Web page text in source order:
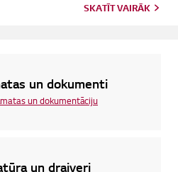
SKATĪT VAIRĀK
un dokumenti
un dokumentāciju
un draiveri